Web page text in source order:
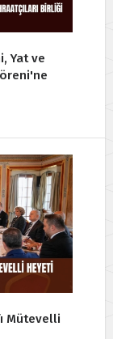
Yat ve
Mütevelli